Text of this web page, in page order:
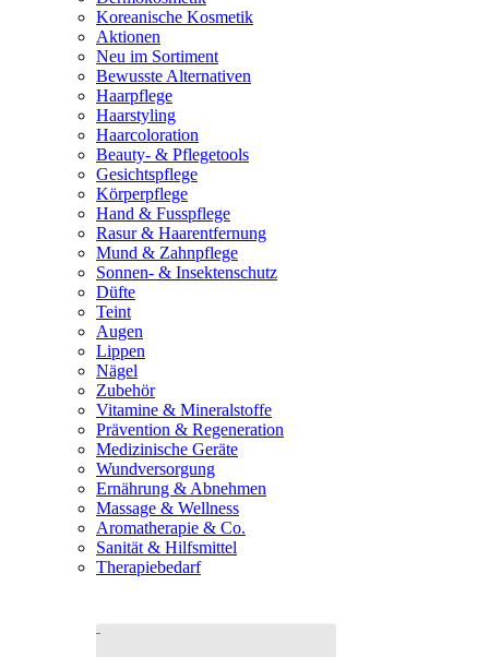
Koreanische Kosmetik
Aktionen
Neu im Sortiment
Bewusste Alternativen
Haarpflege
Haarstyling
Haarcoloration
Beauty- & Pflegetools
Gesichtspflege
Körperpflege
Hand & Fusspflege
Rasur & Haarentfernung
Mund & Zahnpflege
Sonnen- & Insektenschutz
Düfte
Teint
Augen
Lippen
Nägel
Zubehör
Vitamine & Mineralstoffe
Prävention & Regeneration
Medizinische Geräte
Wundversorgung
Ernährung & Abnehmen
Massage & Wellness
Aromatherapie & Co.
Sanität & Hilfsmittel
Therapiebedarf